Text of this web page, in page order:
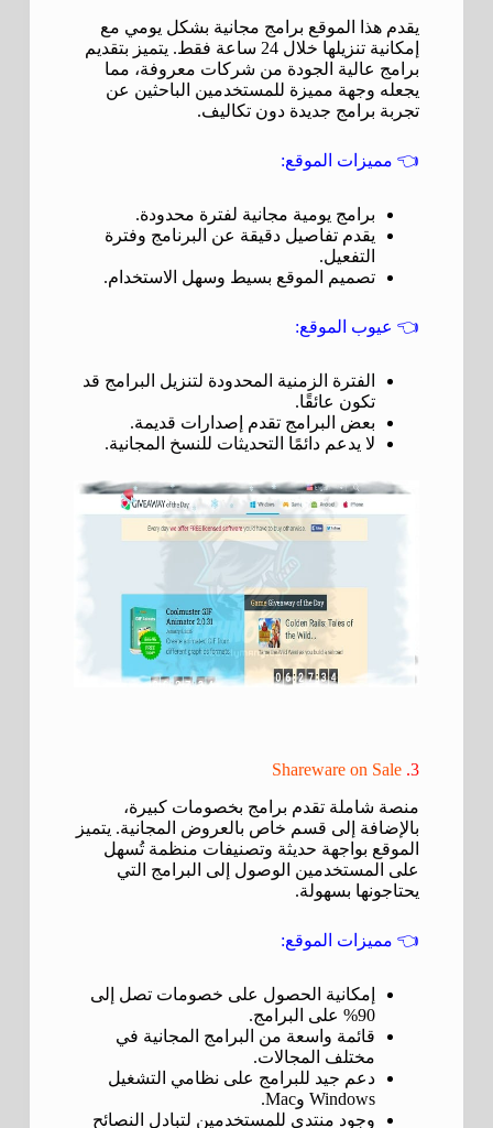
يقدم هذا الموقع برامج مجانية بشكل يومي مع
إمكانية تنزيلها خلال 24 ساعة فقط. يتميز بتقديم
برامج عالية الجودة من شركات معروفة، مما
يجعله وجهة مميزة للمستخدمين الباحثين عن
تجربة برامج جديدة دون تكاليف.
👈 مميزات الموقع:
برامج يومية مجانية لفترة محدودة.
يقدم تفاصيل دقيقة عن البرنامج وفترة
التفعيل.
تصميم الموقع بسيط وسهل الاستخدام.
👈 عيوب الموقع:
الفترة الزمنية المحدودة لتنزيل البرامج قد
تكون عائقًا.
بعض البرامج تقدم إصدارات قديمة.
لا يدعم دائمًا التحديثات للنسخ المجانية.
3.
Shareware on Sale
منصة شاملة تقدم برامج بخصومات كبيرة،
بالإضافة إلى قسم خاص بالعروض المجانية. يتميز
الموقع بواجهة حديثة وتصنيفات منظمة تُسهل
على المستخدمين الوصول إلى البرامج التي
يحتاجونها بسهولة.
👈 مميزات الموقع:
إمكانية الحصول على خصومات تصل إلى
90% على البرامج.
قائمة واسعة من البرامج المجانية في
مختلف المجالات.
دعم جيد للبرامج على نظامي التشغيل
Windows وMac.
وجود منتدى للمستخدمين لتبادل النصائح